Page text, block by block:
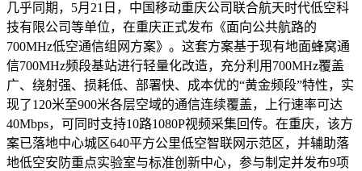
几乎同期，5月21日，中国移动重庆公司联合航天时代低空科
技有限公司等单位，在重庆正式发布《面向公共航路的
700MHz低空通信组网方案》。这套方案基于现有地面蜂窝通
信700MHz频段基站进行轻量化改造，充分利用700MHz覆盖
广、绕射强、损耗低、部署快、成本优的“黄金频段”特性，实
现了120米至900米各层空域的通信连续覆盖，上行速率可达
40Mbps，可同时支持10路1080P视频采集回传。在重庆，该方
案已落地中心城区640平方公里低空智联网示范区，并辅助落
地低空安防重点实验室与标准创新中心，参与制定并发布9项